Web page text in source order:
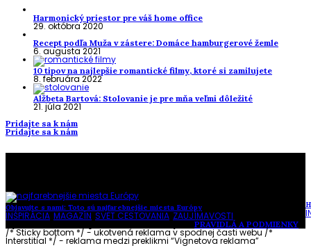
Harmonický priestor pre váš home office
29. októbra 2020
Recept podľa Muža v zástere: Domáce hamburgerové žemle
6. augusta 2021
10 tipov na najlepšie romantické filmy, ktoré si zamilujete
8. februára 2022
Alžbeta Bartová: Stolovanie je pre mňa veľmi dôležité
21. júla 2021
Pridajte sa k nám
Pridajte sa k nám
Objavujte s nami: Toto sú najfarebnejšie miesta Európy
INŠPIRÁCIA MAGAZÍN SVET CESTOVANIA ZAUJÍMAVOSTI
PRAVIDLÁ A PODMIENKY
/* Sticky bottom */ - ukotvená reklama v spodnej časti webu/*
Interstitial */ - reklama medzi preklikmi “Vignetova reklama”